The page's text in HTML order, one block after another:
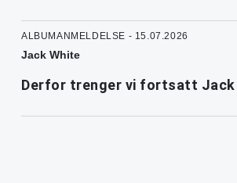
ALBUMANMELDELSE - 15.07.2026
Jack White
Derfor trenger vi fortsatt Jack